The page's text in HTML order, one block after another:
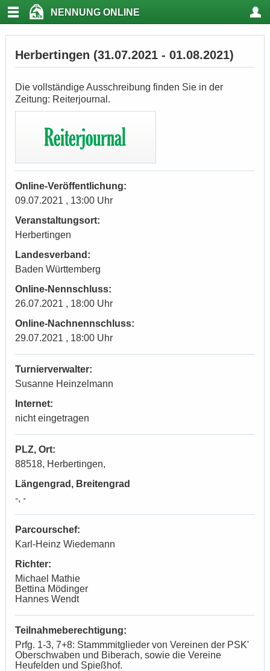
NENNUNG ONLINE
Herbertingen (31.07.2021 - 01.08.2021)
Die vollständige Ausschreibung finden Sie in der
Zeitung: Reiterjournal.
Online-Veröffentlichung:
09.07.2021 , 13:00 Uhr
Veranstaltungsort:
Herbertingen
Landesverband:
Baden Württemberg
Online-Nennschluss:
26.07.2021 , 18:00 Uhr
Online-Nachnennschluss:
29.07.2021 , 18:00 Uhr
Turnierverwalter:
Susanne Heinzelmann
Internet:
nicht eingetragen
PLZ, Ort:
88518, Herbertingen,
Längengrad, Breitengrad
-, -
Parcourschef:
Karl-Heinz Wiedemann
Richter:
Michael Mathie
Bettina Mödinger
Hannes Wendt
Teilnahmeberechtigung:
Prfg. 1-3, 7+8: Stammmitglieder von Vereinen der PSK'
Oberschwaben und Biberach, sowie die Vereine
Heufelden und Spießhof.